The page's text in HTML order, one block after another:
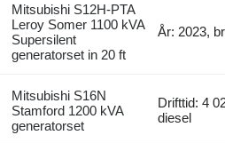
Mitsubishi S12H-PTA
Leroy Somer 1100 kVA
Supersilent
generatorset in 20 ft
År: 2023,
Mitsubishi S16N
Stamford 1200 kVA
generatorset
Drifttid: 4
diesel